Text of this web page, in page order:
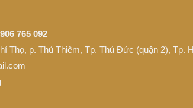
765 092
Thọ, p. Thủ Thiêm, Tp. Thủ Đức (quận 2), Tp.